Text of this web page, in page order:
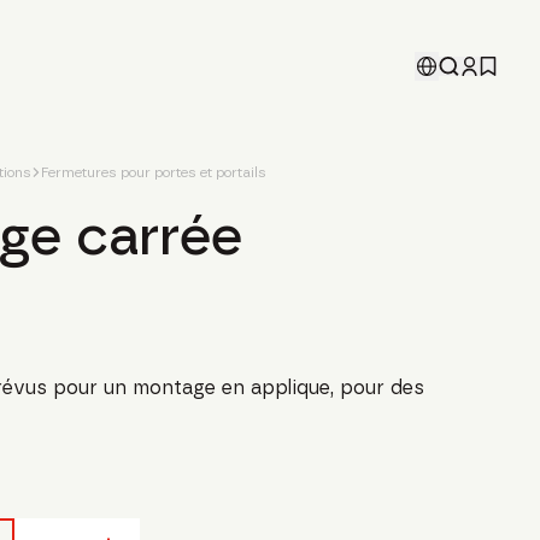
Fermetures pour portes et portails
carrée
pour un montage en applique, pour des